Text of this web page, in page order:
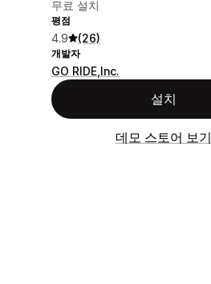
무료 설치
평점
4.9 (26)
개발자
GO RIDE,Inc.
설치
데모 스토어 보기